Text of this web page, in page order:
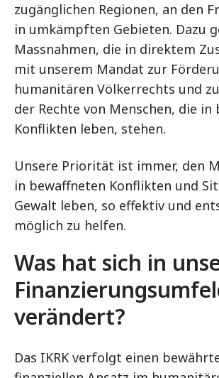
zugänglichen Regionen, an den
in umkämpften Gebieten. Dazu
Massnahmen, die in direktem
mit unserem Mandat zur
humanitären Völkerrechts und
der Rechte von Menschen, die in
Konflikten leben, stehen.
Unsere Priorität ist immer, den
in bewaffneten Konflikten und
Gewalt leben, so effektiv und
möglich zu helfen.
Was hat sich in
verändert?
Das IKRK verfolgt einen